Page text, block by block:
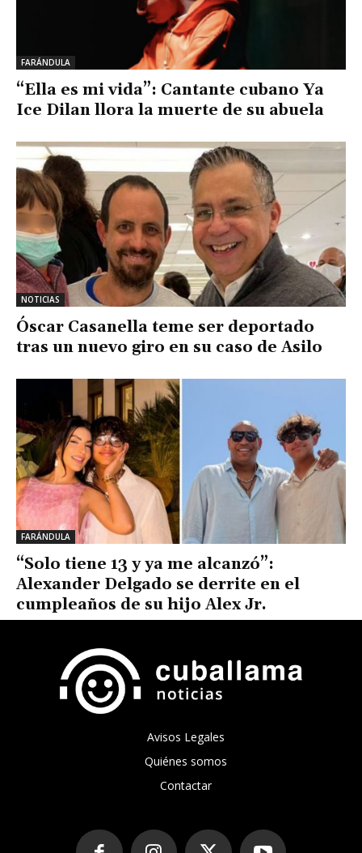
FARÁNDULA
“Ella es mi vida”: Cantante cubano Ya
Ice Dilan llora la muerte de su abuela
NOTICIAS
Óscar Casanella teme ser deportado
tras un nuevo giro en su caso de Asilo
FARÁNDULA
“Solo tiene 13 y ya me alcanzó”:
Alexander Delgado se derrite en el
cumpleaños de su hijo Alex Jr.
Avisos Legales
Quiénes somos
Contactar